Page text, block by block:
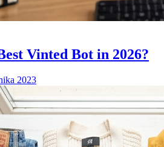
Vinted Bot in 2026?
2023